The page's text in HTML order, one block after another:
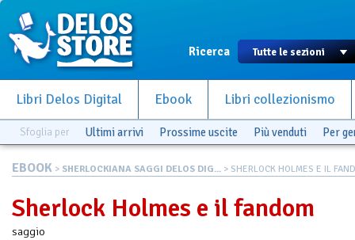
Ricerca
Libri Delos Digital Ebook Libri collezionismo
Sfoglia per Ultimi arrivi Prossime uscite Più venduti Per
EBOOK > SHERLOCKIANA SAGGI DELOS DIG... > SHERLOCK HOLMES E IL
Sherlock Holmes e il fandom
saggio